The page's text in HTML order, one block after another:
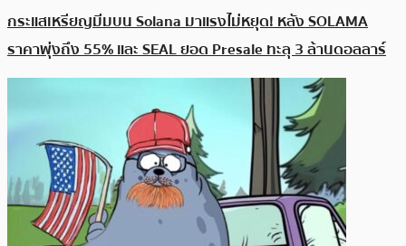
กระแสเหรียญมีมบน Solana มาแรงไม่หยุด! หลัง SOLAMA
ราคาพุ่งถึง 55% และ SEAL ยอด Presale ทะลุ 3 ล้านดอลลาร์